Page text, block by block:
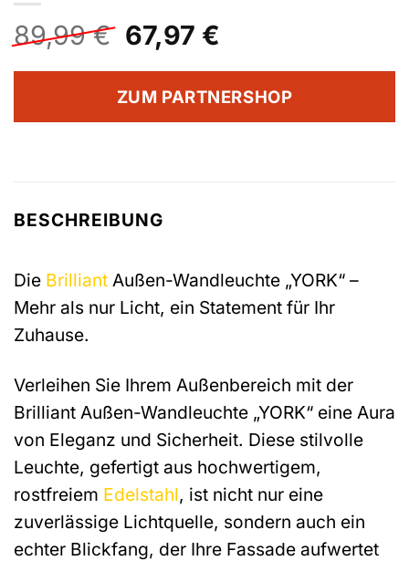
89,99€ Ursprünglicher
Preis
war:
89,99 €
67,97 €
ist:
67,97 €.
ZUM PARTNERSHOP
BESCHREIBUNG
Die Brilliant Außen-Wandleuchte „YORK“ –
Mehr als nur Licht, ein Statement für Ihr
Zuhause.
Verleihen Sie Ihrem Außenbereich mit der
Brilliant Außen-Wandleuchte „YORK“ eine Aura
von Eleganz und Sicherheit. Diese stilvolle
Leuchte, gefertigt aus hochwertigem,
rostfreiem Edelstahl, ist nicht nur eine
zuverlässige Lichtquelle, sondern auch ein
echter Blickfang, der Ihre Fassade aufwertet